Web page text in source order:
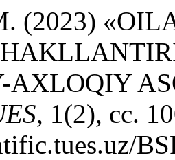
(2023)
AXLOQIY
, 1(2), сс.